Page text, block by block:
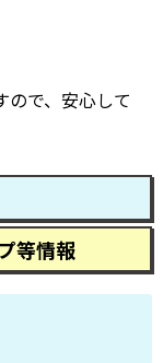
ので、安心して
等情報